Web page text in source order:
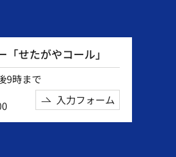
せたがやコール」
9時まで
入力フォーム